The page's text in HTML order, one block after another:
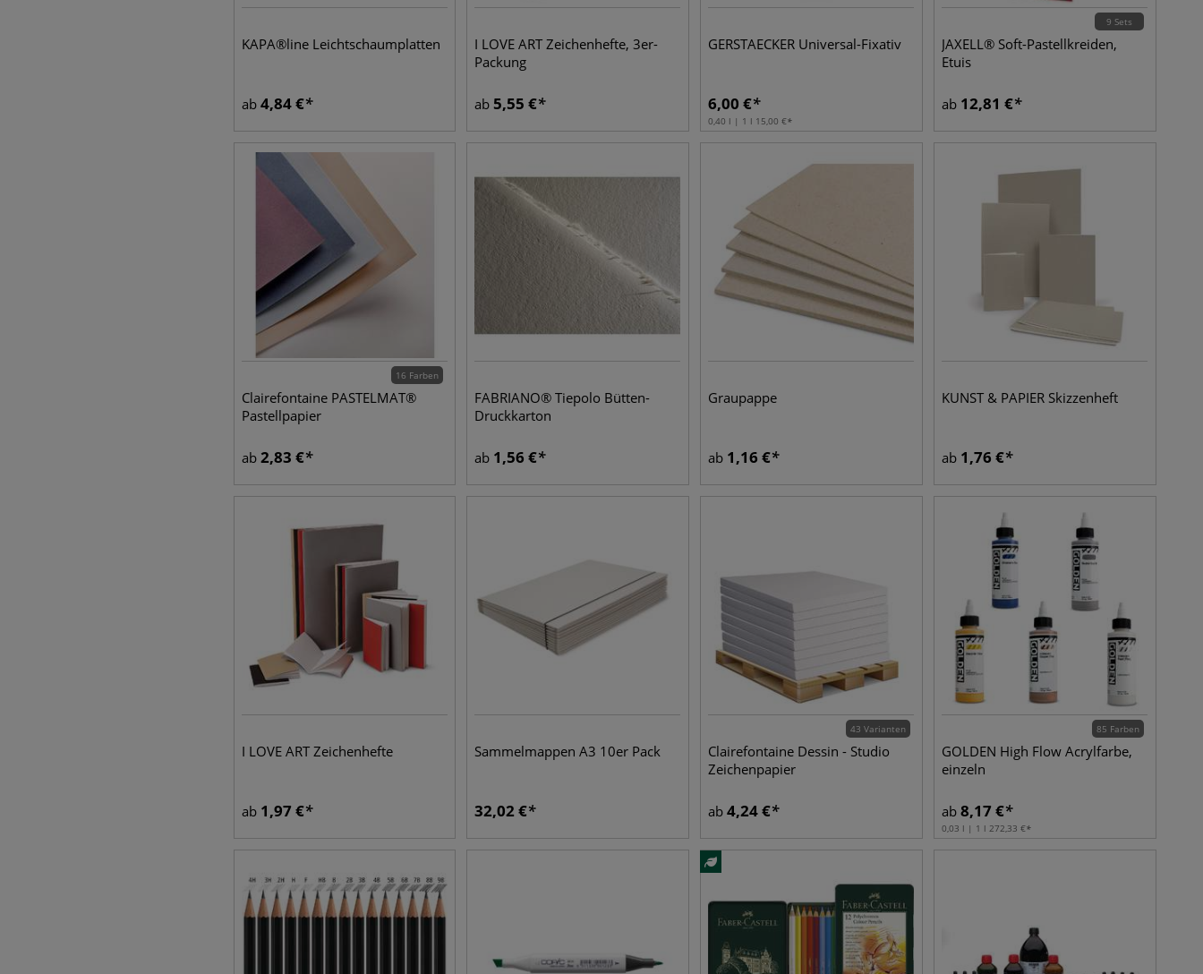
KAPA®line Leichtschaumplatten
ab 4,84€
I LOVE ART Zeichenhefte, 3er-
Packung
ab 5,55 €
GERSTAECKER Universal-Fixativ
6,00 €
0,40 l | 1 l 15,00 €
9 Sets
JAXELL® Soft-Pastellkreiden,
Etuis
ab 12,81 €
16 Farben
Clairefontaine PASTELMAT®
Pastellpapier
ab 2,83 €
FABRIANO® Tiepolo Bütten-
Druckkarton
ab 1,56 €
Graupappe
ab 1,16 €
KUNST & PAPIER Skizzenheft
ab 1,76 €
I LOVE ART Zeichenhefte
ab 1,97 €
Sammelmappen A3 10er Pack
32,02 €
43 Varianten
Clairefontaine Dessin - Studio
Zeichenpapier
ab 4,24€
85 Farben
GOLDEN High Flow Acrylfarbe,
einzeln
ab 8,17 €
0,03 l | 1 l 272,33 €